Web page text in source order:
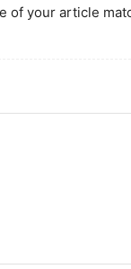
of your article